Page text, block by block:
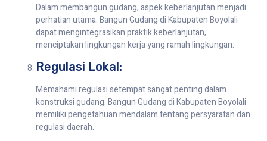
Dalam membangun gudang, aspek keberlanjutan menjadi
perhatian utama. Bangun Gudang di Kabupaten Boyolali
dapat mengintegrasikan praktik keberlanjutan,
menciptakan lingkungan kerja yang ramah lingkungan.
Regulasi Lokal:
Memahami regulasi setempat sangat penting dalam
konstruksi gudang. Bangun Gudang di Kabupaten Boyolali
memiliki pengetahuan mendalam tentang persyaratan dan
regulasi daerah.